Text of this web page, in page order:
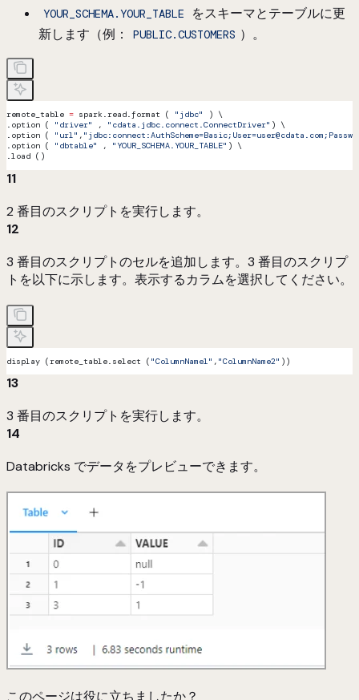
YOUR_SCHEMA.YOUR_TABLE
をスキーマとテーブルに更
新します（例：
PUBLIC.CUSTOMERS ）。
remote_table = spark.read.format ( "jdbc"
) \
.option ( "driver" , "cdata.jdbc.connect.ConnectDriver" ) \
.option ( "url" ,
.option ( "dbtable" , "YOUR_SCHEMA.YOUR_TABLE" ) \
.load ()
11
2 番目のスクリプトを実行します。
12
3 番目のスクリプトのセルを追加します。3 番目のスクリプ
トを以下に示します。表示するカラムを選択してください。
display (remote_table.select ( "ColumnName1" , "ColumnName2" ))
13
3 番目のスクリプトを実行します。
14
Databricks でデータをプレビューできます。
このページは役に立ちましたか？